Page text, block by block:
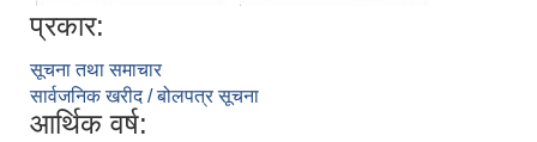
प्रकार:
सूचना तथा समाचार
सार्वजनिक खरीद / बोलपत्र सूचना
आर्थिक वर्ष: